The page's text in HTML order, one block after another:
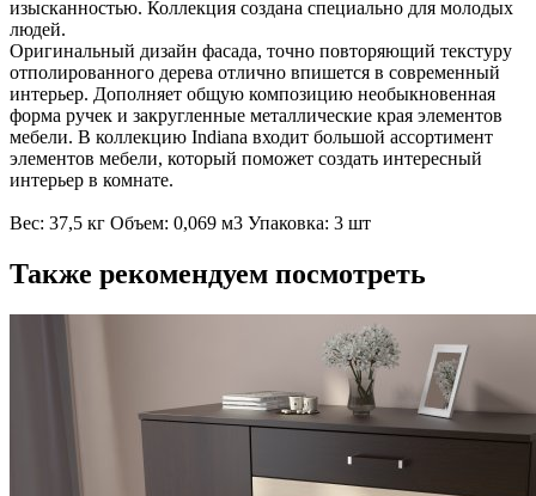
изысканностью. Коллекция создана специально для молодых
людей.
Оригинальный дизайн фасада, точно повторяющий текстуру
отполированного дерева отлично впишется в современный
интерьер. Дополняет общую композицию необыкновенная
форма ручек и закругленные металлические края элементов
мебели. В коллекцию Indiana входит большой ассортимент
элементов мебели, который поможет создать интересный
интерьер в комнате.
Вес: 37,5 кг Объем: 0,069 м3 Упаковка: 3 шт
Также рекомендуем посмотреть